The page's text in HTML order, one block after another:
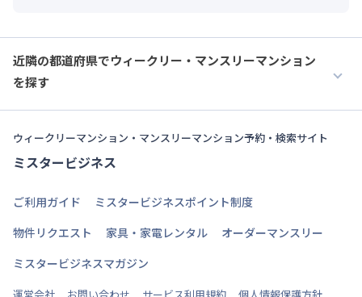
近隣の都道府県でウィークリー・マンスリーマンション
を探す
ウィークリーマンション・マンスリーマンション予約・検索サイト
ミスタービジネス
ご利用ガイド
ミスタービジネスポイント制度
物件リクエスト
家具・家電レンタル
オーダーマンスリー
ミスタービジネスマガジン
運営会社 お問い合わせ サービス利用規約 個人情報保護方針